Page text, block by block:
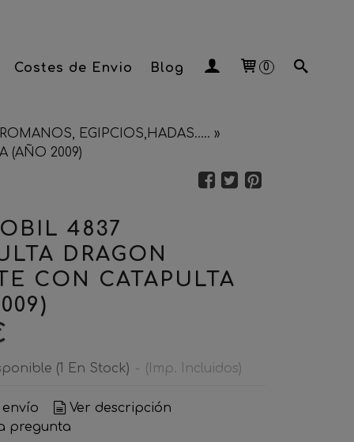
Costes de Envio Blog 0
EGIPCIOS,HADAS..... »
(AÑO 2009)
4837
DRAGON
CON CATAPULTA
(1 En Stock) - (Imp. Incluidos)
envío
Ver descripción
pregunta